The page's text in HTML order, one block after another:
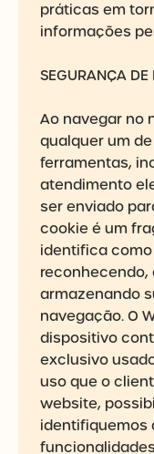
práticas em
informações
SEGURANÇA
Ao navegar no
qualquer um
ferramentas,
atendimento
ser enviado
cookie é um
identifica
reconhecendo,
armazenando
navegação. O
dispositivo
exclusivo
uso que o
website,
identifiquemos